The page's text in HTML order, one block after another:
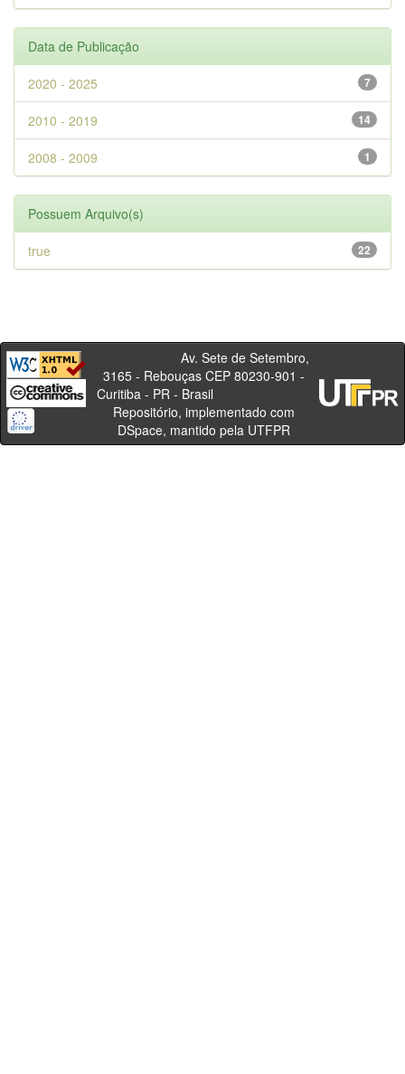
Data de Publicação
7
2020 - 2025
14
2010 - 2019
1
2008 - 2009
Possuem Arquivo(s)
22
true
Av. Sete de Setembro,
3165 - Rebouças CEP 80230-901 -
Curitiba - PR - Brasil
Repositório, implementado com
DSpace, mantido pela UTFPR